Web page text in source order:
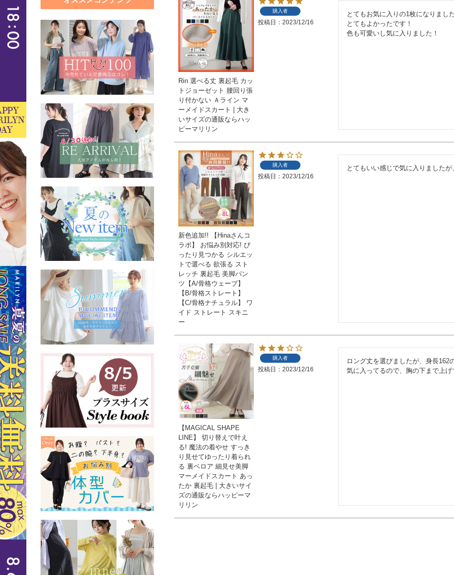
Rin 選べる丈 裏起毛 カッ
トジョーゼット 腰回り張
り付かない Ａライン マ
ーメイドスカート | 大き
いサイズの通販ならハッ
ピーマリリン
購入者
投稿日 2023/12/16
とてもお気に入りの1枚になりまし
とてもよかったです！
色も可愛いし気に入りました！
新色追加!! 【Hinaさんコ
ラボ】 お悩み別対応! ぴ
ったり見つかる シルエッ
トで選べる 欲張る スト
レッチ 裏起毛 美脚パン
ツ【A/骨格ウェーブ】
【B/骨格ストレート】
【C/骨格ナチュラル】 ワ
イド ストレート スキニ
ー
購入者
投稿日 2023/12/16
とてもいい感じで気に入りました
【MAGICAL SHAPE
LINE】 切り替えで叶え
る! 魔法の着やせ すっき
り見せてゆったり着られ
る 裏ベロア 細見せ美脚
マーメイドスカート あっ
たか 裏起毛 | 大きいサイ
ズの通販ならハッピーマ
リリン
購入者
投稿日 2023/12/16
ロング丈を選びましたが、身長162
気に入ってるので、胸の下まで上